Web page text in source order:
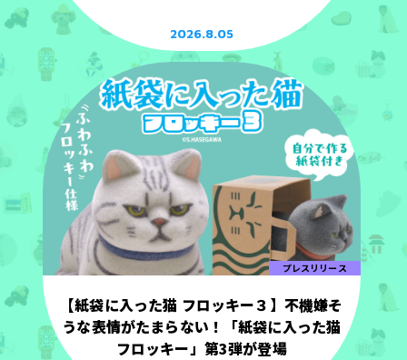
2026.8.05
プレスリリース
【紙袋に入った猫 フロッキー３】不機嫌そ
うな表情がたまらない！「紙袋に入った猫
フロッキー」第3弾が登場